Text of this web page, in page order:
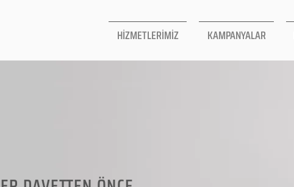
HİZMETLERİMİZ KAMPANYALAR